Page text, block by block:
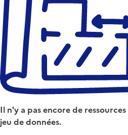
Il n'y a pas encore de
jeu de données.